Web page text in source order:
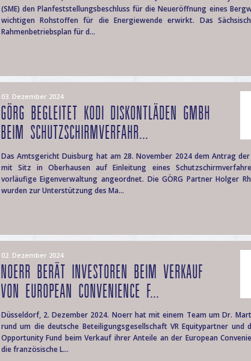
(SME) den Planfeststellungsbeschluss für die Neueröffnung eines
wichtigen Rohstoffen für die Energiewende erwirkt. Das
Rahmenbetriebsplan für d...
03. Dezember 2024
GÖRG BEGLEITET KODI DISKONTLÄDEN GMBH
BEIM SCHUTZSCHIRMVERFAHR...
Das Amtsgericht Duisburg hat am 28. November 2024 dem Antrag
mit Sitz in Oberhausen auf Einleitung eines
vorläufige Eigenverwaltung angeordnet. Die GÖRG Partner Holger
wurden zur Unterstützung des Ma...
02. Dezember 2024
NOERR BERÄT INVESTOREN BEIM VERKAUF
VON EUROPEAN CONVENIENCE F...
Düsseldorf, 2. Dezember 2024. Noerr hat mit einem Team um Dr.
rund um die deutsche Beteiligungsgesellschaft VR Equitypartner und
Opportunity Fund beim Verkauf ihrer Anteile an der European
die französische L...